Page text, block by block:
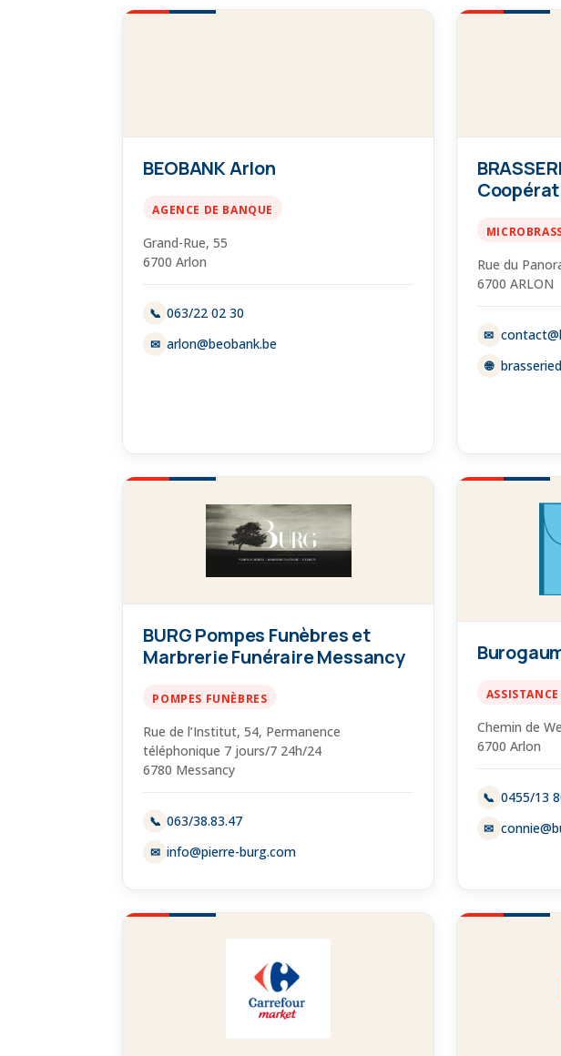
BEOBANK Arlon
AGENCE DE BANQUE
Grand-Rue, 55
6700 Arlon
📞 063/22 02 30
✉ arlon@beobank.be
Rue du
6700 ARLON
✉
🌐
BURG Pompes Funèbres et
Marbrerie Funéraire Messancy
POMPES FUNÈBRES
Rue de l’Institut, 54, Permanence
téléphonique 7 jours/7 24h/24
6780 Messancy
📞 063/38.83.47
✉ info@pierre-burg.com
Chemin de
6700 Arlon
📞 0455/13
✉